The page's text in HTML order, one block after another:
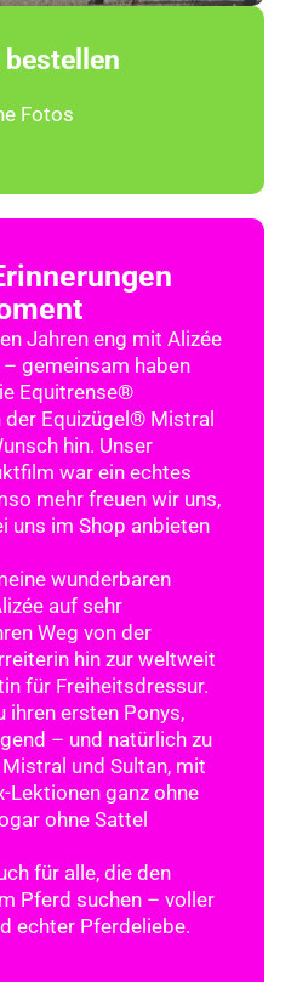
Fotos
Jahren eng mit Alizée
gemeinsam haben
Equitrense®
Equizügel® Mistral
hin. Unser
war ein echtes
mehr freuen wir uns,
uns im Shop anbieten
wunderbaren
auf sehr
Weg von der
hin zur weltweit
für Freiheitsdressur.
ihren ersten Ponys,
– und natürlich zu
und Sultan, mit
Lektionen ganz ohne
ohne Sattel
für alle, die den
Pferd suchen – voller
echter Pferdeliebe.